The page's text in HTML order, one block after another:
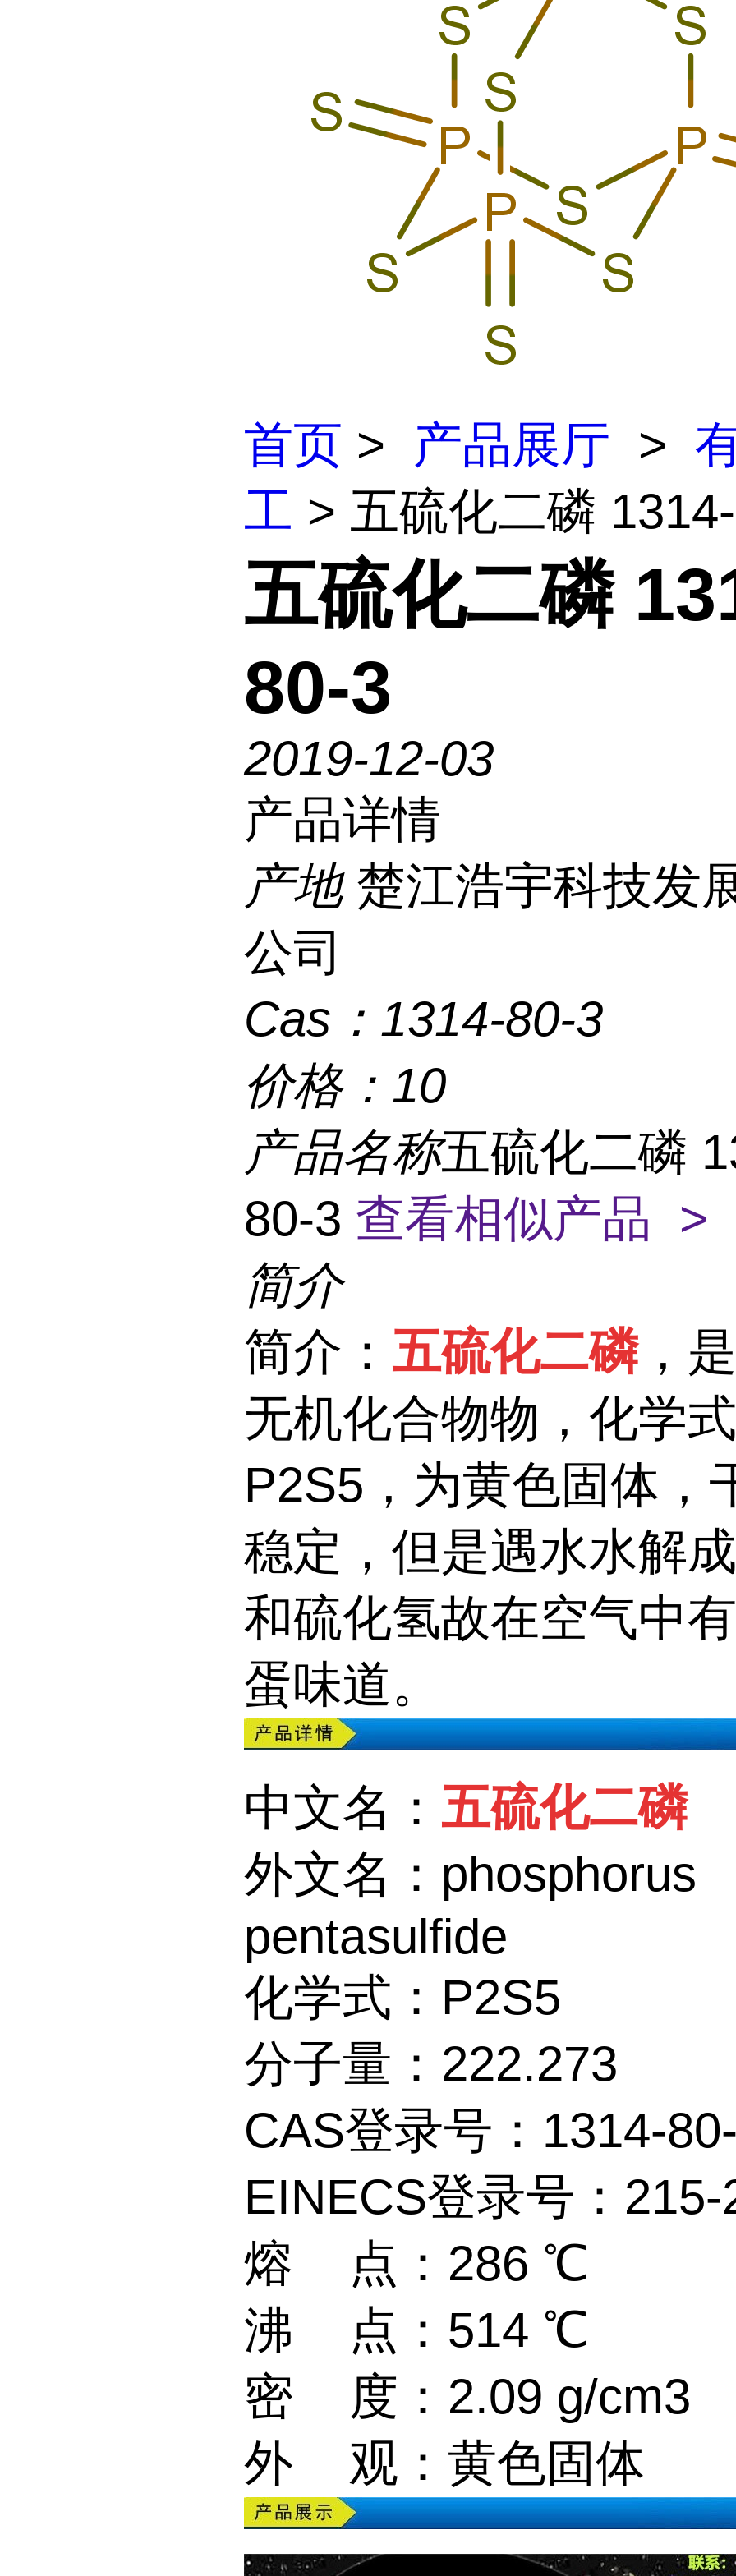
首页 > 产品展厅 >
工 > 五硫化二磷
五硫化二磷
80-3
2019-12-03
产品详情
产地 楚江浩宇科技发
公司
Cas： 1314-80-3
价格： 10
产品名称五硫化二磷
80-3 查看相似产品 >
简介
简介： 五硫化二磷，
无机化合物物，化学
P2S5，为黄色固体，
稳定，但是遇水水解
和硫化氢故在空气中
蛋味道。
中文名： 五硫化二磷
外文名：phosphorus
pentasulfide
化学式：P2S5
分子量：222.273
CAS登录号：1314-
EINECS登录号：215-
熔 点：286 ℃
沸 点：514 ℃
密 度：2.09 g/cm3
外 观：黄色固体